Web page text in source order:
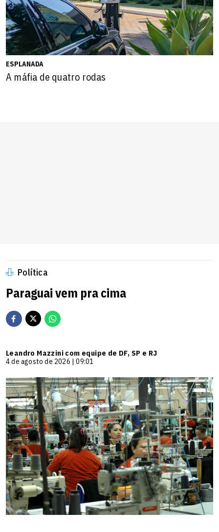
ESPLANADA
A máfia de quatro rodas
Política
Paraguai vem pra cima
Leandro Mazzini com equipe de DF, SP e RJ
4 de agosto de 2026 | 09:01